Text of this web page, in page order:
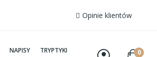
Opinie klientów
NAPISY
TRYPTYKI
0